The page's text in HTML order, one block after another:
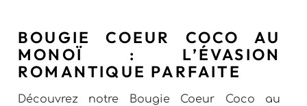
BOUGIE COEUR COCO AU
MONOÏ : L’ÉVASION
ROMANTIQUE PARFAITE
Découvrez notre Bougie Coeur Coco au